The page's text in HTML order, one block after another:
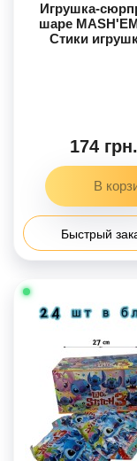
Игрушка-
шаре
Стики
174 грн.
Быстрый